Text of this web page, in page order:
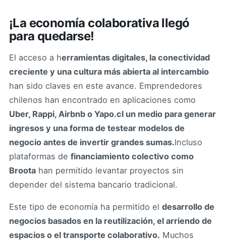
¡La economía colaborativa llegó
para quedarse!
El acceso a herramientas digitales, la conectividad
creciente y una cultura más abierta al intercambio
han sido claves en este avance. Emprendedores
chilenos han encontrado en aplicaciones como
Uber, Rappi, Airbnb o Yapo.cl un medio para generar
ingresos y una forma de testear modelos de
negocio antes de invertir grandes sumas.Incluso
plataformas de financiamiento colectivo como
Broota han permitido levantar proyectos sin
depender del sistema bancario tradicional.
Este tipo de economía ha permitido el desarrollo de
negocios basados en la reutilización, el arriendo de
espacios o el transporte colaborativo. Muchos